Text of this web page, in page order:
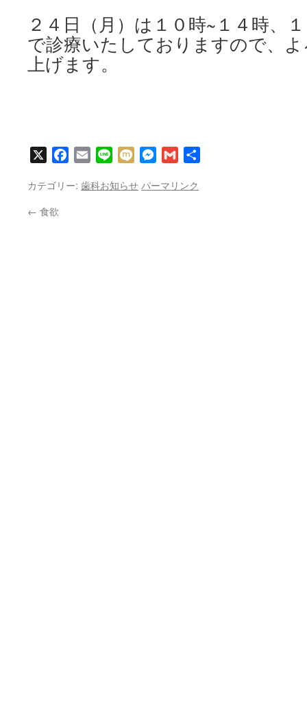
２４日（月）は１０時~１４時、
で診療いたしておりますので、
上げます。
X Facebook
Email Line Mixi Messenger
Gmail
カテゴリー: 歯科お知らせ パーマリンク
← 食欲